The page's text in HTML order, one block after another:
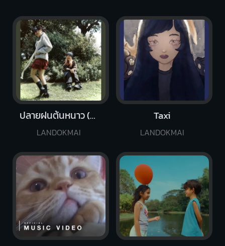
ปลายฝนต้นหนาว (Winter Breeze)
LANDOKMAI
Taxi
LANDOKMAI